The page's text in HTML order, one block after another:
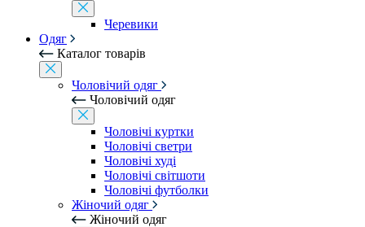
Черевики
Одяг
Каталог товарів
Чоловічий одяг
Чоловічий одяг
Чоловічі куртки
Чоловічі светри
Чоловічі худі
Чоловічі світшоти
Чоловічі футболки
Жіночий одяг
Жіночий одяг